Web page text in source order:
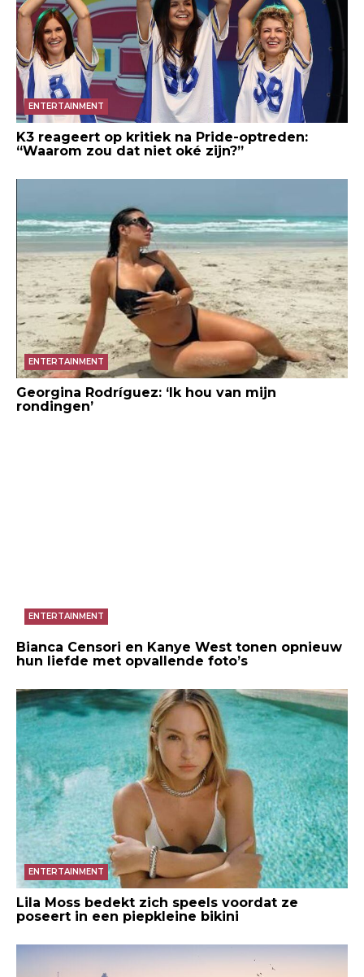
ENTERTAINMENT
K3 reageert op kritiek na Pride-optreden:
“Waarom zou dat niet oké zijn?”
ENTERTAINMENT
Georgina Rodríguez: ‘Ik hou van mijn
rondingen’
ENTERTAINMENT
Bianca Censori en Kanye West tonen opnieuw
hun liefde met opvallende foto’s
ENTERTAINMENT
Lila Moss bedekt zich speels voordat ze
poseert in een piepkleine bikini